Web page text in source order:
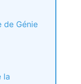
de Génie
la